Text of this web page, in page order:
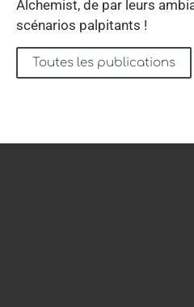
Alchemist, de par leurs
scénarios palpitants !
Toutes les publications